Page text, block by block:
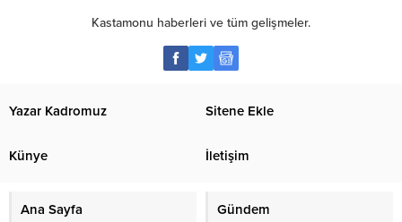
Kastamonu haberleri ve tüm gelişmeler.
Yazar Kadromuz Sitene Ekle
Künye İletişim
Ana Sayfa Gündem